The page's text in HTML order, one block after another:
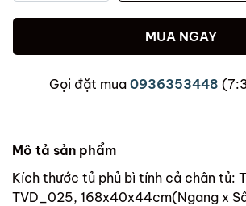
MUA NGAY
Gọi đặt mua 0936353448
Mô tả sản phẩm
Kích thước tủ phủ bì tính cả chân tủ:
TVD_025, 168x40x44cm(Ngang x